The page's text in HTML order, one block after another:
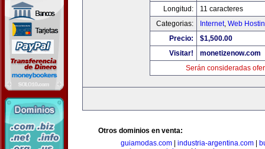
Longitud:
11 caracteres
Categorias:
Internet, Web
Precio:
$1,500.00
Visitar!
monetizenow.com
Serán consideradas
Otros dominios en venta:
guiamodas.com| industria-argentina.com|